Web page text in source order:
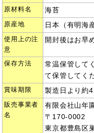
原材料名 海苔
原産地 日本（有明海
使用上の注
意
開封後はお早
保存方法
常温保管して
て保管してく
賞味期限 製造日より約4
販売事業者
名
有限会社山年
〒170-0002
東京都豊島区